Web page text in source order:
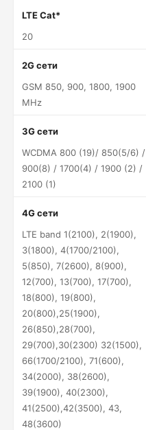
LTE Cat*
20
2G сети
GSM 850, 900, 1800, 1900
MHz
3G сети
WCDMA 800 (19)/ 850(5/6) /
900(8) / 1700(4) / 1900 (2) /
2100 (1)
4G сети
LTE band 1(2100), 2(1900),
3(1800), 4(1700/2100),
5(850), 7(2600), 8(900),
12(700), 13(700), 17(700),
18(800), 19(800),
20(800),25(1900),
26(850),28(700),
29(700),30(2300) 32(1500),
66(1700/2100), 71(600),
34(2000), 38(2600),
39(1900), 40(2300),
41(2500),42(3500), 43,
48(3600)